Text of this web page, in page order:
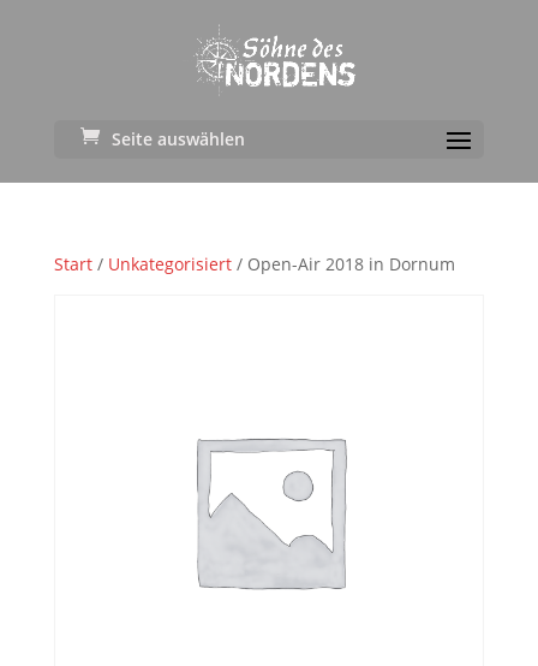
Seite auswählen
Start/ Unkategorisiert/ Open-Air 2018 in Dornum